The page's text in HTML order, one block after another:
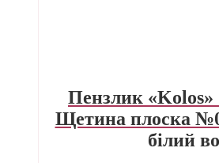
Пензлик «Kolos»
Щетина плоска
білий